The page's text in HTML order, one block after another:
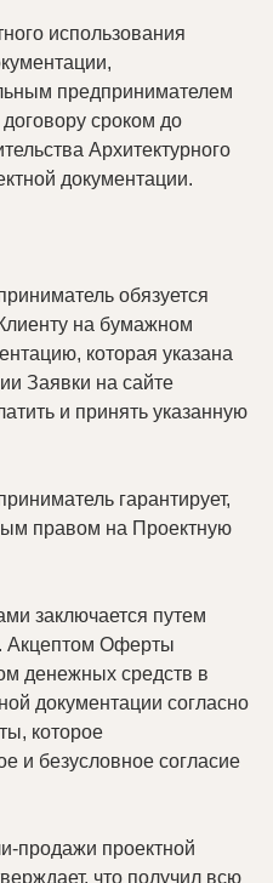
использования
предпринимателем
сроком до
Архитектурного
документации.
обязуется
на бумажном
которая указана
Заявки на сайте
и принять указанную
гарантирует,
правом на Проектную
заключается путем
Акцептом Оферты
денежных средств в
документации согласно
которое
и безусловное согласие
продажи проектной
что получил всю